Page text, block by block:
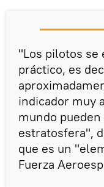
"Los pilotos
práctico, es
indicador muy
mundo
estratosfera",
que es un
Fuerza